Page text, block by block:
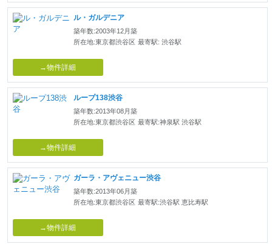
ル・ガルデニア
築年数:2003年12月築
所在地:東京都渋谷区 最寄駅: 渋谷駅
→物件詳細
ループ138渋谷
築年数:2013年08月築
所在地:東京都渋谷区 最寄駅:神泉駅 渋谷駅
→物件詳細
ガーラ・アヴェニュー渋谷
築年数:2013年06月築
所在地:東京都渋谷区 最寄駅:渋谷駅 恵比寿駅
→物件詳細